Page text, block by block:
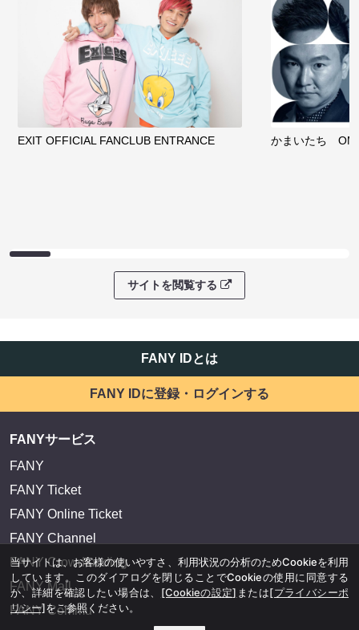
EXIT OFFICIAL FANCLUB ENTRANCE かまいたち
サイトを閲覧する
FANY IDとは
FANY IDに登録・ログインする
FANYサービス
FANY
FANY Ticket
FANY Online Ticket
FANY Channel
FANY Crowdfunding
FANY Mall
FANY Commu
当サイトは、お客様の使いやすさ、利用状況の分析のためCookieを利用
しています。このダイアログを閉じることでCookieの使用に同意する
か、詳細を確認したい場合は、 [Cookieの設定] または[プライバシーポ
リシー]をご参照ください。